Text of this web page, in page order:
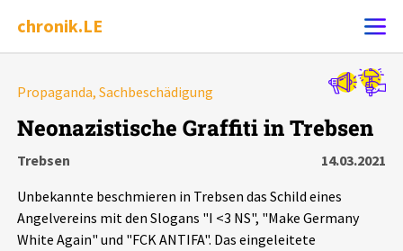
chronik.LE
Ereignis melden
Chronik
Dossiers
Propaganda, Sachbeschädigung
Neonazistische Graffiti in Trebsen
Trebsen
14.03.2021
Unbekannte beschmieren in Trebsen das Schild eines
Angelvereins mit den Slogans "I <3 NS", "Make Germany
White Again" und "FCK ANTIFA". Das eingeleitete
Alle Ereignisse
Ereignisse
Ereignisse
Exportieren ? Filter Erklärungen